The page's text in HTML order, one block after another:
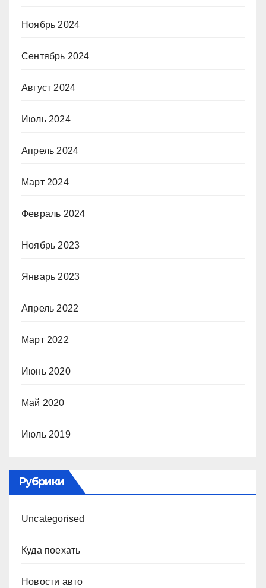
Ноябрь 2024
Сентябрь 2024
Август 2024
Июль 2024
Апрель 2024
Март 2024
Февраль 2024
Ноябрь 2023
Январь 2023
Апрель 2022
Март 2022
Июнь 2020
Май 2020
Июль 2019
Рубрики
Uncategorised
Куда поехать
Новости авто